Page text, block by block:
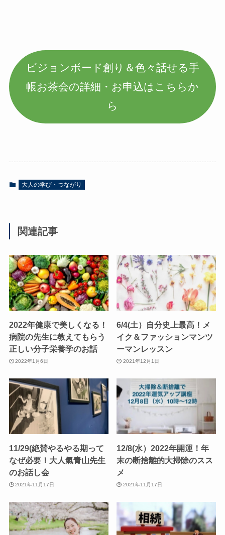
ビジョンボード創り＆色々話せる手
帳お茶会の詳細・お申込はこちらか
ら
大人の学び・つながり
関連記事
2022年健康で美しくなる！
病院の先生に教えてもらう
正しい分子栄養学のお話
2022年1月6日
6/4(土）自分史上最高！メ
イク＆ファッションマンツ
ーマンレッスン
2021年12月1日
11/29(絶賛やるやる期って
なぜ必要！大人氣青山先生
のお話し会
2021年11月17日
12/8(水）2022年開運！年
末の断捨離的大掃除のスス
メ
2021年11月17日